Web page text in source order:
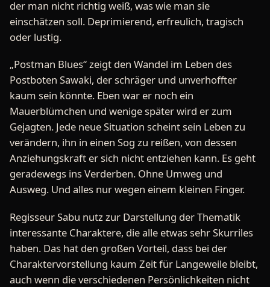
der man nicht richtig weiß, was wie man sie
einschätzen soll. Deprimierend, erfreulich, tragisch
oder lustig.
„Postman Blues“ zeigt den Wandel im Leben des
Postboten Sawaki, der schräger und unverhoffter
kaum sein könnte. Eben war er noch ein
Mauerblümchen und wenige später wird er zum
Gejagten. Jede neue Situation scheint sein Leben zu
verändern, ihn in einen Sog zu reißen, von dessen
Anziehungskraft er sich nicht entziehen kann. Es geht
geradewegs ins Verderben. Ohne Umweg und
Ausweg. Und alles nur wegen einem kleinen Finger.
Regisseur Sabu nutz zur Darstellung der Thematik
interessante Charaktere, die alle etwas sehr Skurriles
haben. Das hat den großen Vorteil, dass bei der
Charaktervorstellung kaum Zeit für Langeweile bleibt,
auch wenn die verschiedenen Persönlichkeiten nicht